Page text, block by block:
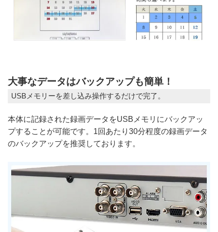
大事なデータはバックアップも簡単！
USBメモリーを差し込み操作するだけで完了。
本体に記録された録画データをUSBメモリにバックアッ
プすることが可能です。1回あたり30分程度の録画データ
のバックアップを推奨しております。